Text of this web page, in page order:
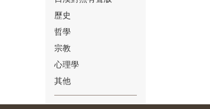
⑱
歷史
哲學
宗教
心理學
其他